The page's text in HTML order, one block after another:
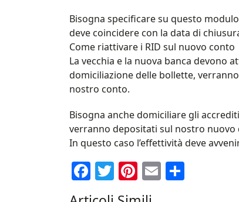
Bisogna specificare su questo
deve coincidere con la data di
Come riattivare i RID sul nuovo conto
La vecchia e la nuova banca devono
domiciliazione delle bollette,
nostro conto.
Bisogna anche domiciliare gli
verranno depositati sul nostro nuovo
In questo caso l’effettività deve
Facebook
Twitter
Pinterest
Email